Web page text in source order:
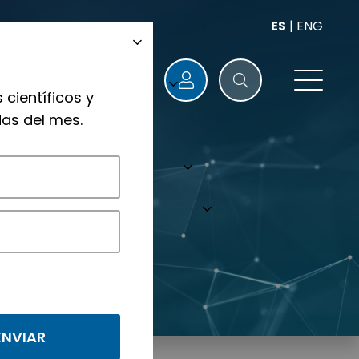
ES | ENG
científicos y
del mes.